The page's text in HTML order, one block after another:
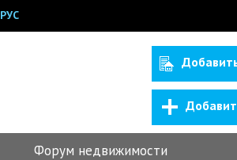
РУС
Форум недвижимости